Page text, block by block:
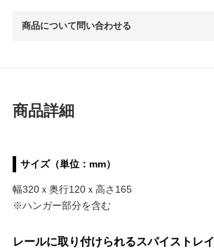
商品について問い合わせる
商品詳細
サイズ（単位：mm）
幅320ｘ奥行120ｘ高さ165
※ハンガー部分を含む
レールに取り付けられるスパイストレイ